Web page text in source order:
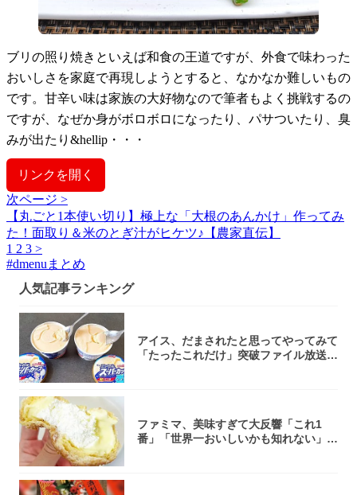
ブリの照り焼きといえば和食の王道ですが、外食で味わった
おいしさを家庭で再現しようとすると、なかなか難しいもの
です。甘辛い味は家族の大好物なので筆者もよく挑戦するの
ですが、なぜか身がボロボロになったり、パサついたり、臭
みが出たり&hellip・・・
リンクを開く
次ページ >
【丸ごと1本使い切り】極上な「大根のあんかけ」作ってみ
た！面取り＆米のとぎ汁がヒケツ♪【農家直伝】
1 2 3 >
#dmenuまとめ
人気記事ランキング
アイス、だまされたと思ってやってみて
「たったこれだけ」突破ファイル放送で
ファミマ、美味すぎて大反響「これ1
番」「世界一おいしいかも知れない」